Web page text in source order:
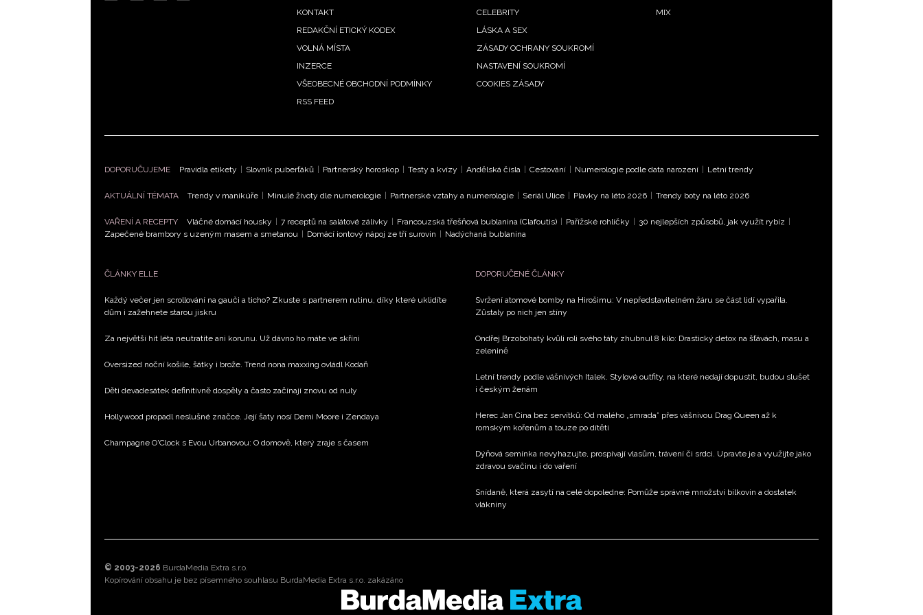
menu
KONTAKT
REDAKČNÍ ETICKÝ KODEX
VOLNÁ MÍSTA
INZERCE
VŠEOBECNÉ OBCHODNÍ PODMÍNKY
RSS FEED
CELEBRITY
LÁSKA A SEX
ZÁSADY OCHRANY SOUKROMÍ
NASTAVENÍ SOUKROMÍ
COOKIES ZÁSADY
MIX
DOPORUČUJEME Pravidla etikety | Slovník puberťáků | Partnerský horoskop | Testy a kvízy | Andělská čísla | Cestování | Numerologie podle data narození | Letní trendy
AKTUÁLNÍ TÉMATA Trendy v manikúře | Minulé životy dle numerologie | Partnerské vztahy a numerologie | Seriál Ulice | Plavky na léto 2026 | Trendy boty na léto 2026
VAŘENÍ A RECEPTY Vláčné domácí housky | 7 receptů na salátové zálivky | Francouzská třešňová bublanina (Clafoutis) | Pařížské rohlíčky | 30 nejlepších způsobů, jak využít rybíz |
Zapečené brambory s uzeným masem a smetanou | Domácí iontový nápoj ze tří surovin | Nadýchaná bublanina
ČLÁNKY ELLE
Každý večer jen scrollování na gauči a ticho? Zkuste s partnerem rutinu, díky které uklidíte
dům i zažehnete starou jiskru
Za největší hit léta neutratíte ani korunu. Už dávno ho máte ve skříni
Oversized noční košile, šátky i brože. Trend nona maxxing ovládl Kodaň
Děti devadesátek definitivně dospěly a často začínají znovu od nuly
Hollywood propadl neslušné značce. Její šaty nosí Demi Moore i Zendaya
Champagne O'Clock s Evou Urbanovou: O domově, který zraje s časem
DOPORUČENÉ ČLÁNKY
Svržení atomové bomby na Hirošimu: V nepředstavitelném žáru se část lidí vypařila.
Zůstaly po nich jen stíny
Ondřej Brzobohatý kvůli roli svého táty zhubnul 8 kilo: Drastický detox na šťávách, masu a
zelenině
Letní trendy podle vášnivých Italek. Stylové outfity, na které nedají dopustit, budou slušet
i českým ženám
Herec Jan Cina bez servítků: Od malého „smrada” přes vášnivou Drag Queen až k
romským kořenům a touze po dítěti
Dýňová semínka nevyhazujte, prospívají vlasům, trávení či srdci. Upravte je a využijte jako
zdravou svačinu i do vaření
Snídaně, která zasytí na celé dopoledne: Pomůže správné množství bílkovin a dostatek
vlákniny
© 2003-2026 BurdaMedia Extra s.r.o.
Kopírování obsahu je bez písemného souhlasu BurdaMedia Extra s.r.o. zakázáno